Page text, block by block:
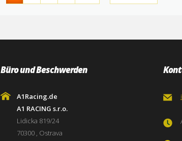
Büro und Beschwerden
A1Racing.de
A1 RACING s.r.o.
Lidicka 819/24
70300 , Ostrava